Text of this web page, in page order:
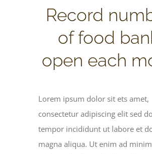
Larger
Record
of food
open each
Lorem ipsum dolor sit ets amet,
consectetur adipiscing elit sed
tempor incididunt ut labore et
magna aliqua. Ut enim ad